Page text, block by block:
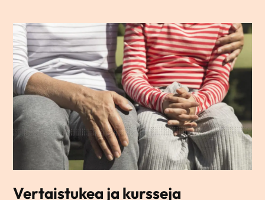
Vertaistukea ja kursseja